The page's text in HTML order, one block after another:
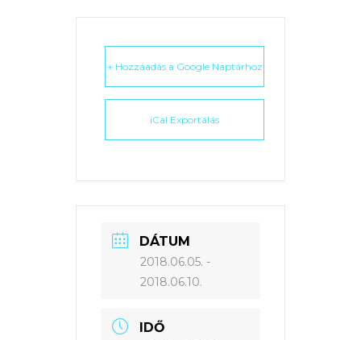
+ Hozzáadás a Google Naptárhoz
iCal Exportálás
DÁTUM
2018.06.05. -
2018.06.10.
IDŐ